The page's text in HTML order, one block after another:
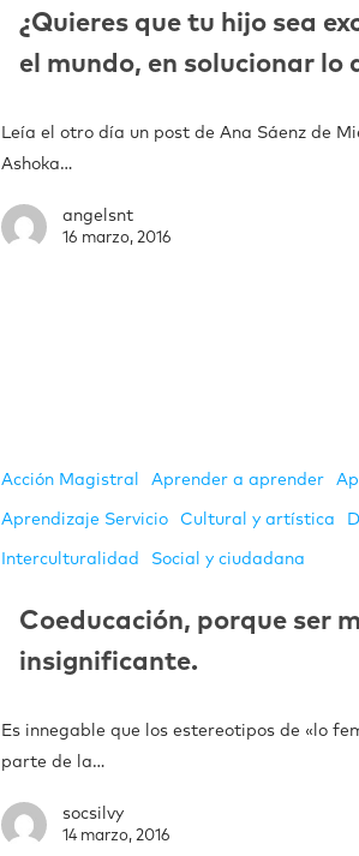
¿Quieres que tu hijo sea
el mundo, en solucionar lo
Leía el otro día un post de Ana Sáenz de
Ashoka…
angelsnt
16 marzo, 2016
Acción Magistral Aprender a aprender
Aprendizaje Servicio Cultural y artística
Interculturalidad Social y ciudadana
Coeducación, porque ser
insignificante.
Es innegable que los estereotipos de «lo
parte de la…
socsilvy
14 marzo, 2016